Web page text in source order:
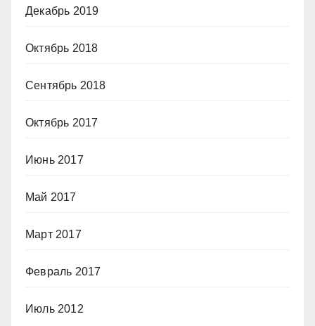
Декабрь 2019
Октябрь 2018
Сентябрь 2018
Октябрь 2017
Июнь 2017
Май 2017
Март 2017
Февраль 2017
Июль 2012